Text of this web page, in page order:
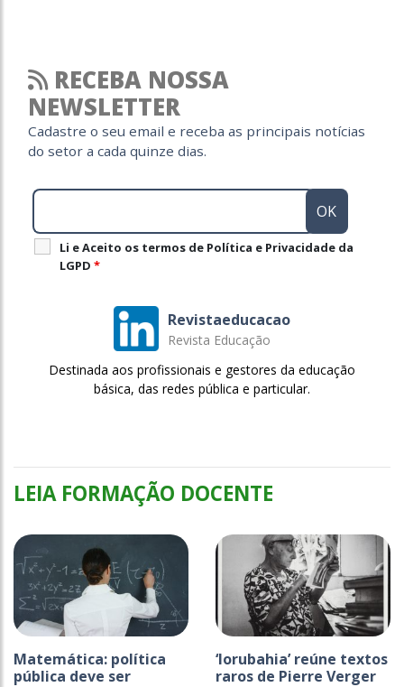
RECEBA NOSSA
NEWSLETTER
Cadastre o seu email e receba as principais notícias
do setor a cada quinze dias.
Li e Aceito os termos de Política e Privacidade da
LGPD *
Revistaeducacao
Revista Educação
Destinada aos profissionais e gestores da educação
básica, das redes pública e particular.
LEIA FORMAÇÃO DOCENTE
Matemática: política
pública deve ser
‘Iorubahia’ reúne textos
raros de Pierre Verger